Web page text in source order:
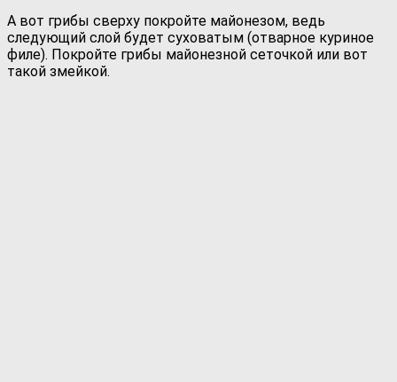
А вот грибы сверху покройте майонезом, ведь
следующий слой будет суховатым (отварное куриное
филе). Покройте грибы майонезной сеточкой или вот
такой змейкой.